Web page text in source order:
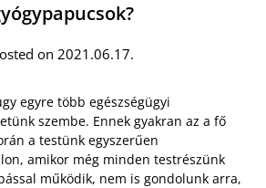
on 2021.06.17.
egyre több egészségügyi
szembe. Ennek gyakran az a fő
a testünk egyszerűen
amikor még minden testrészünk
működik, nem is gondolunk arra,